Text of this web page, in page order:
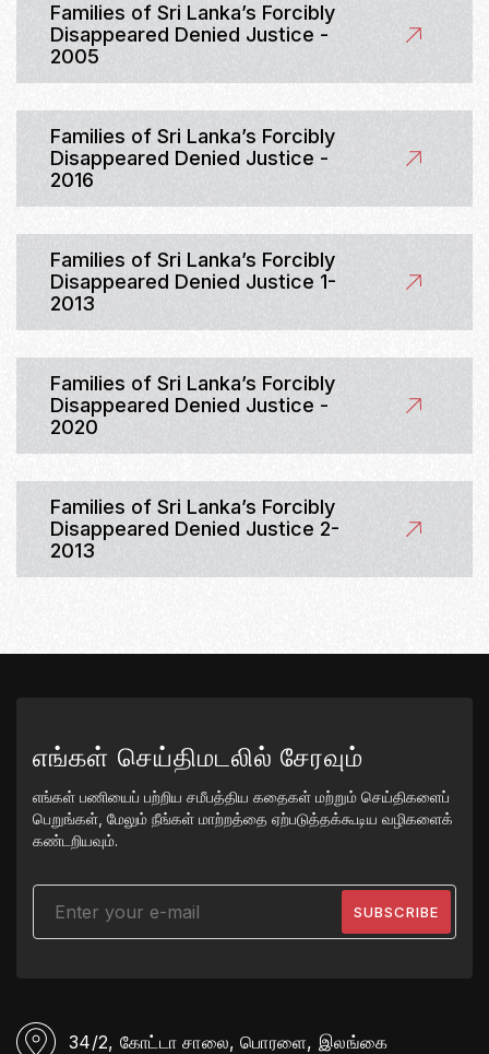
Families of Sri Lanka’s Forcibly
Disappeared Denied Justice -
2005
Families of Sri Lanka’s Forcibly
Disappeared Denied Justice -
2016
Families of Sri Lanka’s Forcibly
Disappeared Denied Justice 1-
2013
Families of Sri Lanka’s Forcibly
Disappeared Denied Justice -
2020
Families of Sri Lanka’s Forcibly
Disappeared Denied Justice 2-
2013
எங்கள் செய்திமடலில் சேரவும்
எங்கள் பணியைப் பற்றிய சமீபத்திய கதைகள் மற்றும் செய்திகளைப்
பெறுங்கள், மேலும் நீங்கள் மாற்றத்தை ஏற்படுத்தக்கூடிய வழிகளைக்
கண்டறியவும்.
34/2, கோட்டா சாலை, பொரளை, இலங்கை